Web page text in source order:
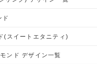
ド
(スイートエタニティ)
ンド デザイン一覧